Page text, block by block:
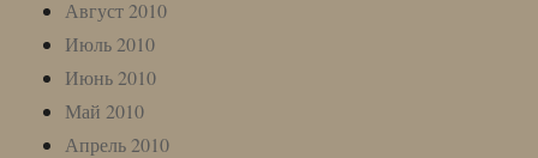
Август 2010
Июль 2010
Июнь 2010
Май 2010
Апрель 2010